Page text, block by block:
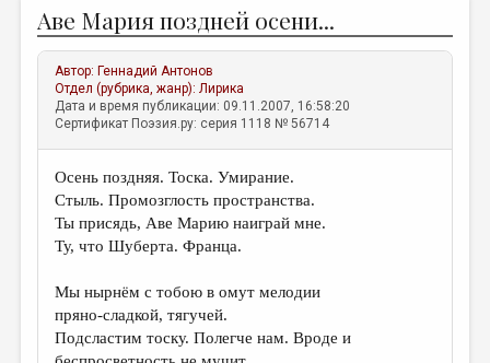
ЖАНРЫ
АВТОРЫ
КОММЕНТАРИИ
ЛИТСАЛОН
НОВОСТИ
ПРАВИЛА САЙТА
ИЗБРАННОЕ
ДАЙДЖЕСТ
Аве Мария поздней осени...
Автор: Геннадий Антонов
Отдел (рубрика, жанр):Лирика
Дата и время публикации: 09.11.2007, 16:58:20
Сертификат Поэзия.ру: серия 1118 № 56714
Осень поздняя. Тоска. Умирание.
Стыль. Промозглость пространства.
Ты присядь, Аве Марию наиграй мне.
Ту, что Шуберта. Франца.
Мы нырнём с тобою в омут мелодии
пряно-сладкой, тягучей.
Подсластим тоску. Полегче нам. Вроде и